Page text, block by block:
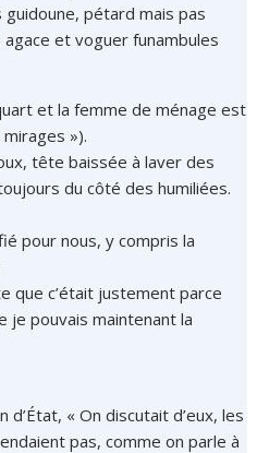
pétard mais pas
et voguer funambules
et la femme de ménage est
»).
tête baissée à laver des
du côté des humiliées.
pour nous, y compris la
que c’était justement parce
je pouvais maintenant la
d’État, « On discutait d’eux, les
pas, comme on parle à